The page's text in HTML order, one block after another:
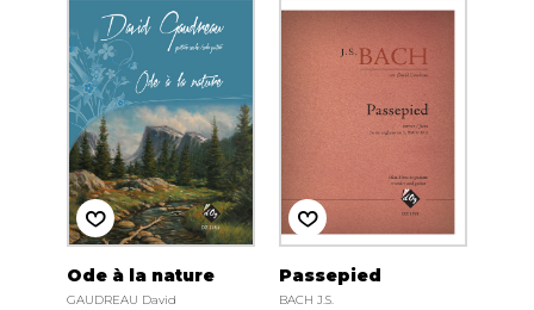
Ode à la nature
GAUDREAU David
Passepied
BACH J.S.